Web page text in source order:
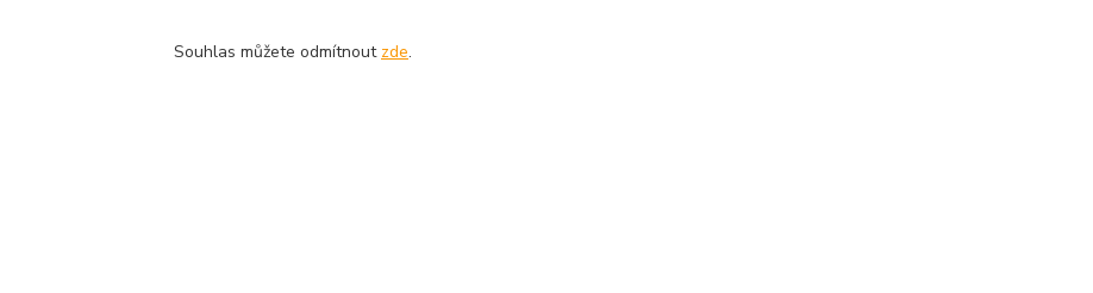
Souhlas můžete odmítnout zde.